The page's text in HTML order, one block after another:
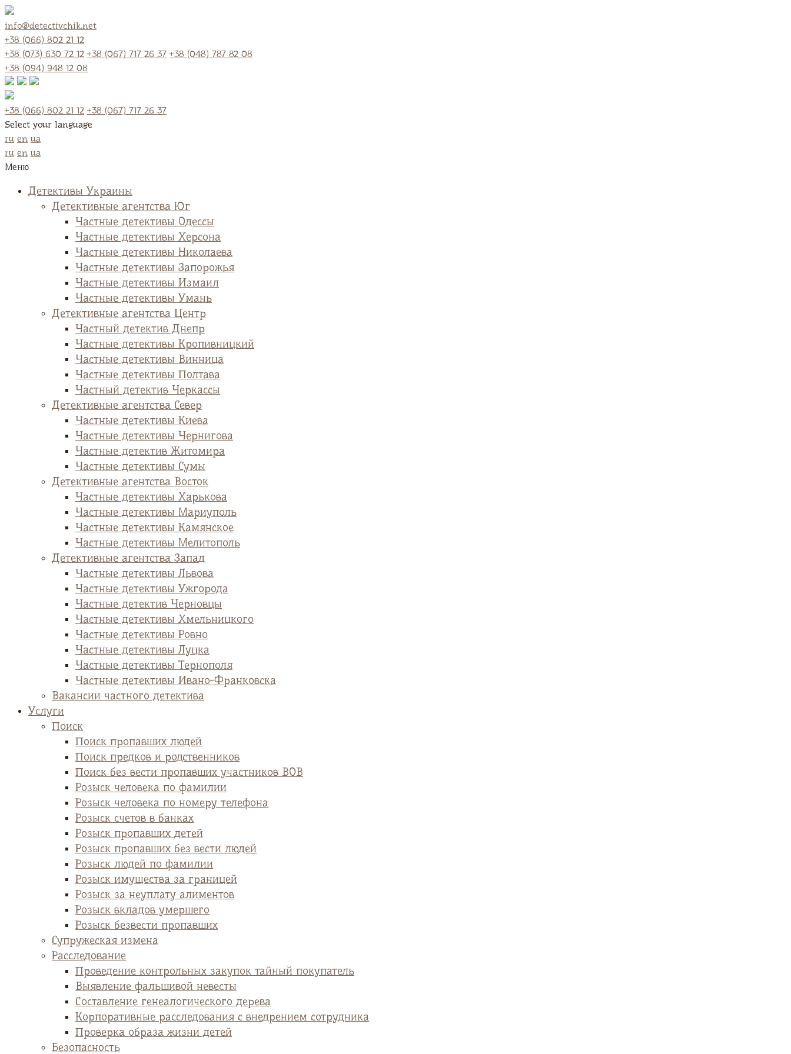
info@detectivchik.net
+38 (066) 802 21 12
+38 (073) 630 72 12 +38 (067) 717 26 37 +38 (048) 787 82 08
+38 (094) 948 12 08
+38 (066) 802 21 12 +38 (067) 717 26 37
Select your language
ru en ua
ru en ua
Меню
Детективы Украины
Детективные агентства Юг
Частные детективы Одессы
Частные детективы Херсона
Частные детективы Николаева
Частные детективы Запорожья
Частные детективы Измаил
Частные детективы Умань
Детективные агентства Центр
Частный детектив Днепр
Частные детективы Кропивницкий
Частные детективы Винница
Частные детективы Полтава
Частный детектив Черкассы
Детективные агентства Север
Частные детективы Киева
Частные детективы Чернигова
Частные детектив Житомира
Частные детективы Сумы
Детективные агентства Восток
Частные детективы Харькова
Частные детективы Мариуполь
Частные детективы Камянское
Частные детективы Мелитополь
Детективные агентства Запад
Частные детективы Львова
Частные детективы Ужгорода
Частные детектив Черновцы
Частные детективы Хмельницкого
Частные детективы Ровно
Частные детективы Луцка
Частные детективы Тернополя
Частные детективы Ивано-Франковска
Вакансии частного детектива
Услуги
Поиск
Поиск пропавших людей
Поиск предков и родственников
Поиск без вести пропавших участников ВОВ
Розыск человека по фамилии
Розыск человека по номеру телефона
Розыск счетов в банках
Розыск пропавших детей
Розыск пропавших без вести людей
Розыск людей по фамилии
Розыск имущества за границей
Розыск за неуплату алиментов
Розыск вкладов умершего
Розыск безвести пропавших
Супружеская измена
Расследование
Проведение контрольных закупок тайный покупатель
Выявление фальшивой невесты
Cоставление генеалогического дерева
Корпоративные расследования с внедрением сотрудника
Проверка образа жизни детей
Безопасность